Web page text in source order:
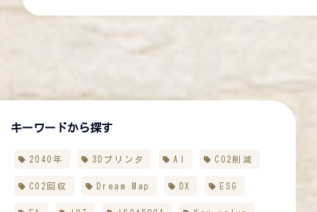
キーワードから探す
2040年 3Dプリンタ AI CO2削減
CO2回収 Dream Map DX ESG